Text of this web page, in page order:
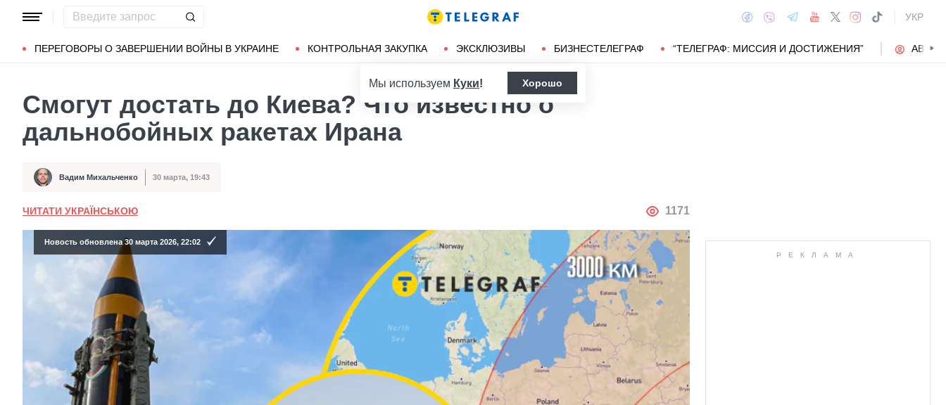
УКР
ПЕРЕГОВОРЫ О ЗАВЕРШЕНИИ ВОЙНЫ В УКРАИНЕ КОНТРОЛЬНАЯ ЗАКУПКА ЭКСКЛЮЗИВЫ БИЗНЕСТЕЛЕГРАФ “ТЕЛЕГРАФ: МИССИЯ И ДОСТИЖЕНИЯ”
Популярные запросы Мариуполь
Мы используем Куки! Хорошо
Смогут достать до Киева? Что известно о
дальнобойных ракетах Ирана
Автор Вадим Михальченко
Дата публикации 30 марта, 19:43
ЧИТАТИ УКРАЇНСЬКОЮ АВТОР
1171
Новость обновлена 30 марта 2026, 22:02